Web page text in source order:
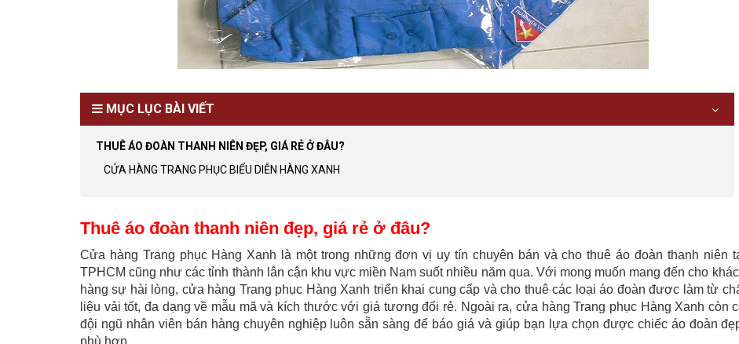
MỤC LỤC BÀI VIẾT
THUÊ ÁO ĐOÀN THANH NIÊN ĐẸP, GIÁ RẺ Ở ĐÂU?
CỬA HÀNG TRANG PHỤC BIỂU DIỄN HÀNG XANH
Thuê áo đoàn thanh niên đẹp, giá rẻ ở đâu?
Cửa hàng Trang phục Hàng Xanh là một trong những đơn vị uy tín chuyên bán và cho thuê áo đoàn thanh niên
TPHCM cũng như các tỉnh thành lân cận khu vực miền Nam suốt nhiều năm qua. Với mong muốn mang đến cho
hàng sự hài lòng, cửa hàng Trang phục Hàng Xanh triển khai cung cấp và cho thuê các loại áo đoàn được làm từ
liệu vải tốt, đa dạng về mẫu mã và kích thước với giá tương đối rẻ. Ngoài ra, cửa hàng Trang phục Hàng Xanh còn
đội ngũ nhân viên bán hàng chuyên nghiệp luôn sẵn sàng để báo giá và giúp bạn lựa chọn được chiếc áo đoàn
phù hợp.